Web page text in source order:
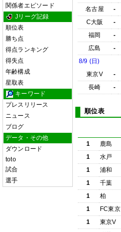
関係者エピソード
Jリーグ記録
順位表
勝ち点
得点ランキング
得失点
年齢構成
星取表
キーワード
プレスリリース
ニュース
ブログ
データ・その他
ダウンロード
toto
試合
選手
名古屋
-
C大阪
-
福岡
-
広島
-
8/9 (日)
東京V
-
長崎
-
順位表
1 鹿島
1
水戸
1
浦和
1
千葉
1
柏
1
FC東京
1
東京V